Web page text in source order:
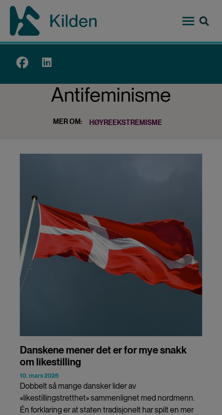
Hopp
hovedinnhold
Top
Antifeminisme
MER OM: HØYREEKSTREMISME
Danskene mener det er for mye snakk
om likestilling
10. mars 2026
Dobbelt så mange dansker lider av
«likestillingstretthet» sammenlignet med nordmenn.
Én forklaring er at staten tradisjonelt har spilt en mer